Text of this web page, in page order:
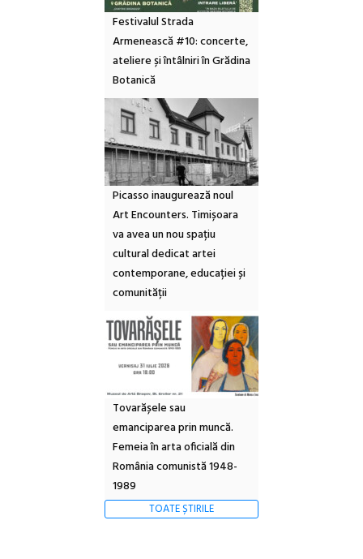
Festivalul Strada
Armenească #10: concerte,
ateliere și întâlniri în Grădina
Botanică
Picasso inaugurează noul
Art Encounters. Timișoara
va avea un nou spațiu
cultural dedicat artei
contemporane, educației și
comunității
Tovarășele sau
emanciparea prin muncă.
Femeia în arta oficială din
România comunistă 1948-
1989
TOATE ȘTIRILE